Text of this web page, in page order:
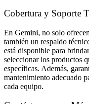
Cobertura y Soporte
En Gemini, no solo
también un respaldo
está disponible para
seleccionar los productos
específicas. Además,
mantenimiento adecuado
cada equipo.